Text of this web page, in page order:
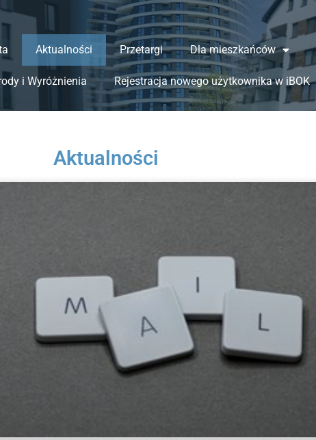
Aktualności Przetargi Dla mieszkańców
i Wyróżnienia Rejestracja nowego użytkownika w iBOK
Aktualności